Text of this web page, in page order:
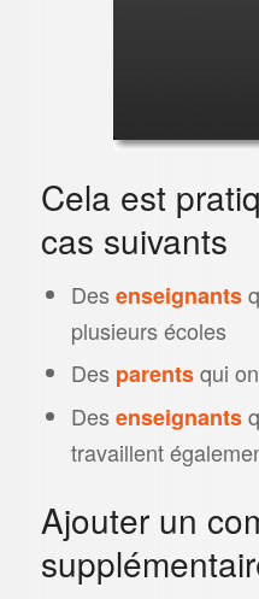
Cela est
cas suivants
Des enseignants
plusieurs écoles
Des parentsqui
Des enseignants
travaillent
Ajouter un